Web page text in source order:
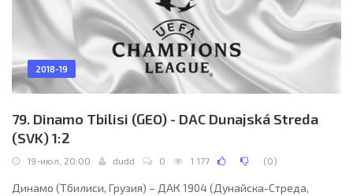
2018-19
79. Dinamo Tbilisi (GEO) - DAC Dunajská Streda
(SVK) 1:2
19-июл, 20:00 dudd 0 1 177 (0)
Динамо (Тбилиси, Грузия) – ДАК 1904 (Дунайска-Стреда,